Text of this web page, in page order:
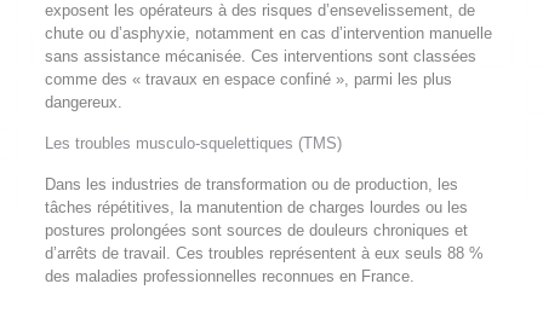
exposent les opérateurs à des risques d’ensevelissement, de
chute ou d’asphyxie, notamment en cas d’intervention manuelle
sans assistance mécanisée. Ces interventions sont classées
comme des « travaux en espace confiné », parmi les plus
dangereux.
Les troubles musculo-squelettiques (TMS)
Dans les industries de transformation ou de production, les
tâches répétitives, la manutention de charges lourdes ou les
postures prolongées sont sources de douleurs chroniques et
d’arrêts de travail. Ces troubles représentent à eux seuls 88 %
des maladies professionnelles reconnues en France.